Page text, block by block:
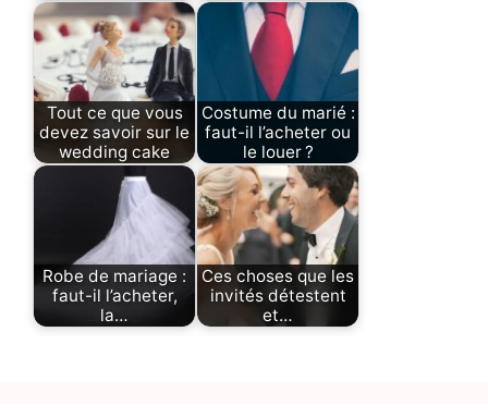
Tout ce que vous
devez savoir sur le
wedding cake
Costume du marié :
faut-il l’acheter ou
le louer ?
Robe de mariage :
faut-il l’acheter,
la…
Ces choses que les
invités détestent
et…